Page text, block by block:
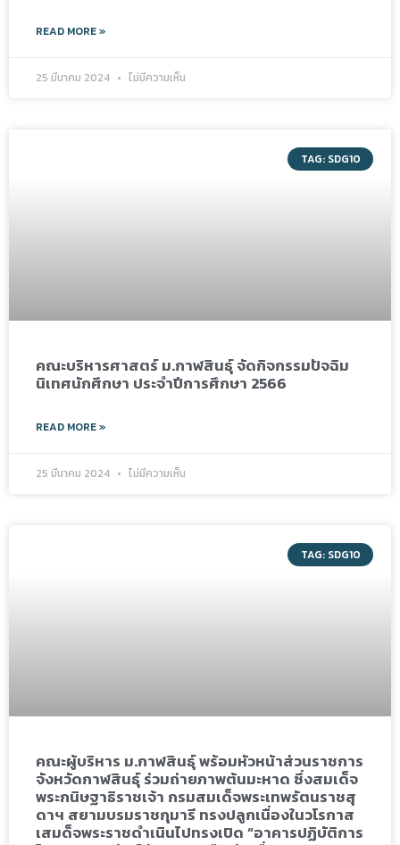
READ MORE »
25 มีนาคม 2024 ไม่มีความเห็น
TAG: SDG10
คณะบริหารศาสตร์ ม.กาฬสินธุ์ จัดกิจกรรมปัจฉิม
นิเทศนักศึกษา ประจำปีการศึกษา 2566
READ MORE »
25 มีนาคม 2024 ไม่มีความเห็น
TAG: SDG10
คณะผู้บริหาร ม.กาฬสินธุ์ พร้อมหัวหน้าส่วนราชการ
จังหวัดกาฬสินธุ์ ร่วมถ่ายภาพต้นมะหาด ซึ่งสมเด็จ
พระกนิษฐาธิราชเจ้า กรมสมเด็จพระเทพรัตนราชสุ
ดาฯ สยามบรมราชกุมารี ทรงปลูกเนื่องในวโรกาส
เสมด็จพระราชดำเนินไปทรงเปิด “อาคารปฏิบัติการ